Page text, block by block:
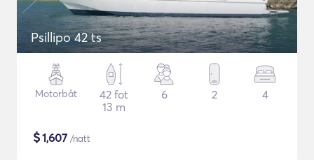
Psillipo 42 ts
Motorbåt
42 fot
13 m
6 2 4
$1,607 /natt